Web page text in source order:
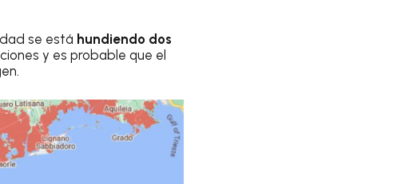
se está hundiendo dos
y es probable que el